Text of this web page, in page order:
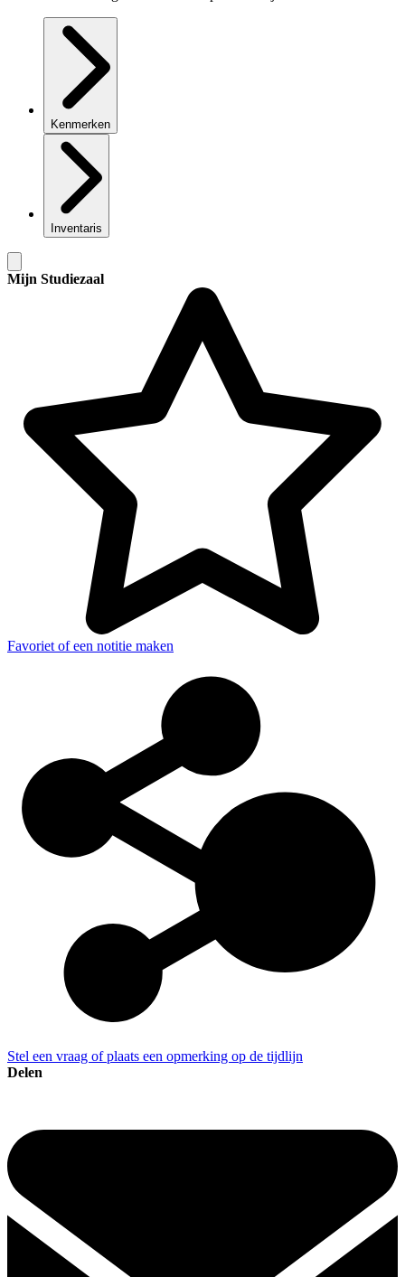
Kenmerken
Inventaris
Mijn Studiezaal
Favoriet of een notitie maken
Stel een vraag of plaats een opmerking op de tijdlijn
Delen